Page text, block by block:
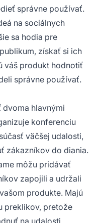
správne používať.
na sociálnych
sa hodia pre
získať si ich
váš produkt hodnotiť
správne používať.
hlavnými
konferenciu
väčšej udalosti,
zákazníkov do diania.
môžu pridávať
zapojili a udržali
produkte. Majú
preklikov, pretože
na udalosti,